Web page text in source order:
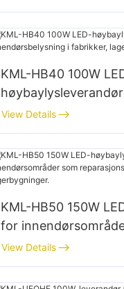
KML-HB40 100W
innendørsbelysning i
lagerbygninger osv.
View Details
KML-HB50 150W
for
lagerbygninger.
View Details